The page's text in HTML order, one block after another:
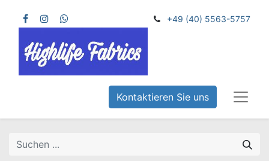
+49 (40) 5563-5757
Kontaktieren Sie uns